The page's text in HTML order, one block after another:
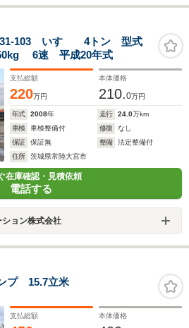
103 いすゞ 4トン 型式
6速 平成20年式
支払総額
220万円
本体価格
210.0万円
年式 2008年 走行 24.0万km
車検
車検整備付 修復
なし
保証
保証無 整備
法定整備付
住所
茨城県常陸大宮市
在庫確認・見積依頼
電話する
ョン株式会社
プ 15.7立米
支払総額 本体価格